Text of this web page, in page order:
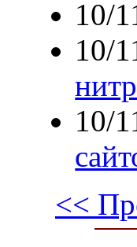
10/
10/
10/
<<